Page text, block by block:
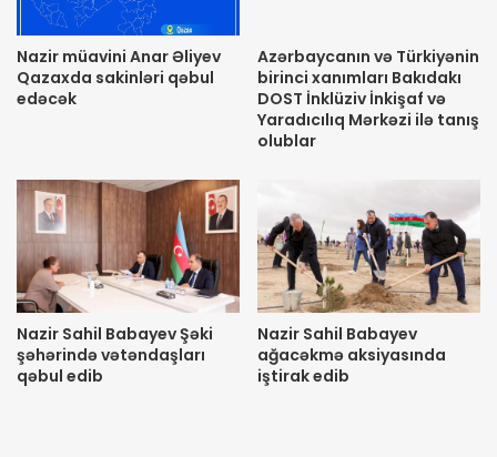
Nazir müavini Anar Əliyev
Qazaxda sakinləri qəbul
edəcək
Azərbaycanın və Türkiyənin
birinci xanımları Bakıdakı
DOST İnklüziv İnkişaf və
Yaradıcılıq Mərkəzi ilə tanış
olublar
Nazir Sahil Babayev Şəki
şəhərində vətəndaşları
qəbul edib
Nazir Sahil Babayev
ağacəkmə aksiyasında
iştirak edib